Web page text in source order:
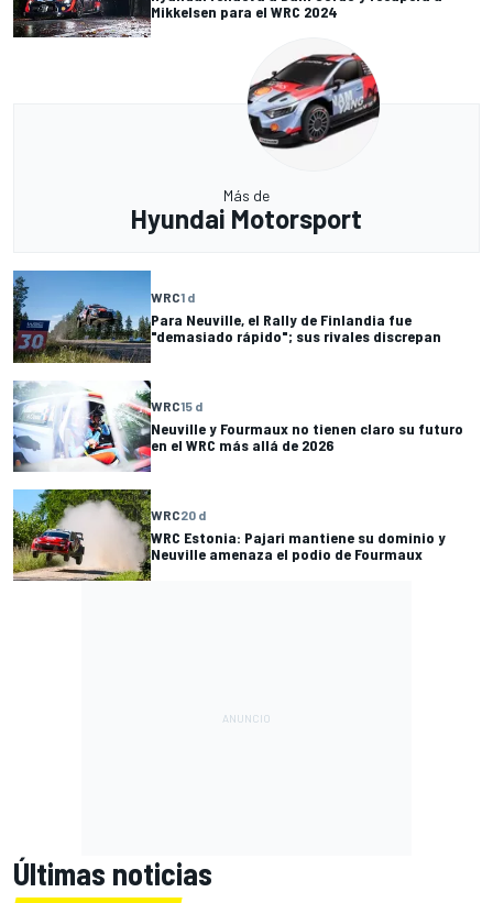
Mikkelsen para el WRC 2024
Más de
Hyundai Motorsport
WRC1 d
Para Neuville, el Rally de Finlandia fue
"demasiado rápido"; sus rivales discrepan
WRC15 d
Neuville y Fourmaux no tienen claro su futuro
en el WRC más allá de 2026
WRC20 d
WRC Estonia: Pajari mantiene su dominio y
Neuville amenaza el podio de Fourmaux
Últimas noticias